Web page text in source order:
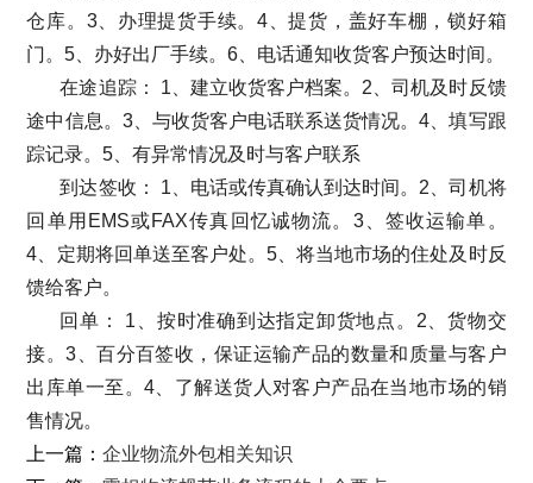
仓库。3、办理提货手续。4、提货，盖好车棚，锁好箱
门。5、办好出厂手续。6、电话通知收货客户预达时间。
在途追踪： 1、建立收货客户档案。2、司机及时反馈
途中信息。3、与收货客户电话联系送货情况。4、填写跟
踪记录。5、有异常情况及时与客户联系
到达签收： 1、电话或传真确认到达时间。2、司机将
回单用EMS或FAX传真回忆诚物流。3、签收运输单。
4、定期将回单送至客户处。5、将当地市场的住处及时反
馈给客户。
回单： 1、按时准确到达指定卸货地点。2、货物交
接。3、百分百签收，保证运输产品的数量和质量与客户
出库单一至。4、了解送货人对客户产品在当地市场的销
售情况。
上一篇：企业物流外包相关知识